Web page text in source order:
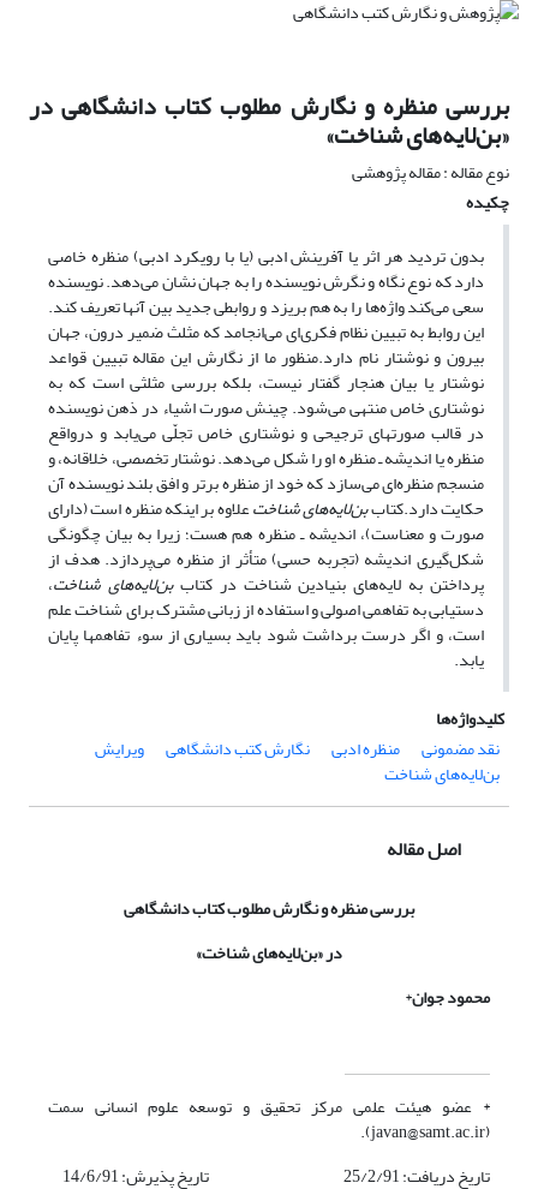
بررسی منظره و نگارش مطلوب کتاب دانشگاهی در
«بن‌لایه‌های شناخت»
نوع مقاله : مقاله پژوهشی
چکیده
بدون تردید هر اثر یا آفرینش ادبی (یا با رویکرد ادبی) منظره خاصی
دارد که نوع نگاه و نگرش نویسنده را به جهان نشان می‌دهد. نویسنده
سعی می‌کند واژه‌ها را به هم بریزد و روابطی جدید بین آنها تعریف کند.
این روابط به تبیین نظام فکری‌ای می‌انجامد که مثلث ضمیر درون، جهان
بیرون و نوشتار نام دارد.منظور ما از نگارش این مقاله تبیین قواعد
نوشتار یا بیان هنجار گفتار نیست، بلکه بررسی مثلثی است که به
نوشتاری خاص منتهی می‌شود. چینش صورت اشیاء در ذهن نویسنده
در قالب صورتهای ترجیحی و نوشتاری خاص تجلّی می‌یابد و درواقع
منظره یا اندیشه ـ منظره او را شکل می‌دهد. نوشتار تخصصی، خلاقانه، و
منسجم منظره‌ای می‌سازد که خود از منظره برتر و افق بلند نویسنده آن
حکایت دارد.کتاببن‌لایه‌های شناختعلاوه بر اینکه منظره است (دارای
صورت و معناست)، اندیشه ـ منظره هم هست؛ زیرا به بیان چگونگی
شکل‌گیری اندیشه (تجربه حسی) متأثر از منظره می‌پردازد. هدف از
پرداختن به ‌لایه‌های بنیادین شناخت در کتاببن‌لایه‌های شناخت،
دستیابی به تفاهمی اصولی و استفاده از زبانی مشترک برای شناخت علم
است، و اگر درست برداشت شود باید بسیاری از سوء تفاهمها پایان
یابد.
کلیدواژه‌ها
نقد مضمونی
منظره ادبی نگارش کتب دانشگاهی ویرایش
بن‌لایه‌های شناخت
اصل مقاله
بررسی منظره و نگارشمطلوبکتاب دانشگاهی
در «بن‌لایه‌های شناخت»
محمود جوان*
* عضو هیئت علمی مرکز تحقیق و توسعه علوم انسانی سمت
(javan@samt.ac.ir).
تاریخ دریافت: 25/2/91 تاریخ پذیرش: 14/6/91